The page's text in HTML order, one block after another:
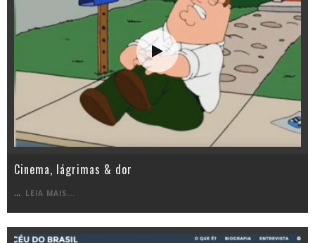
Cinema, lágrimas & dor
... LEIA MAIS...